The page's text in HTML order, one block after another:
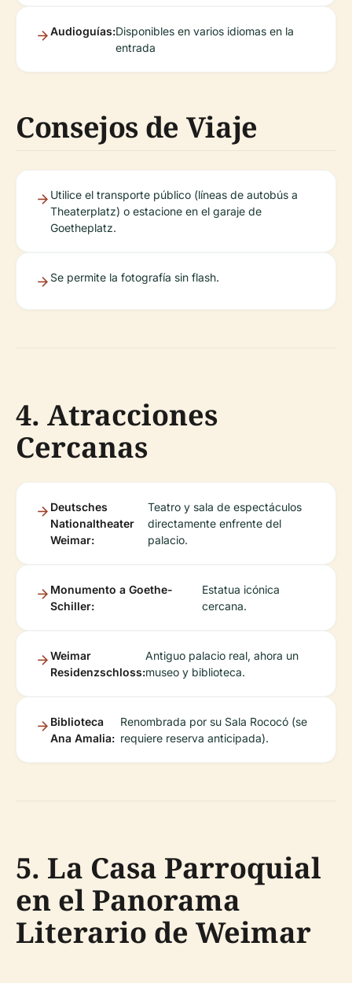
Audioguías:Disponibles en varios idiomas en la
entrada
Consejos de Viaje
Utilice el transporte público (líneas de autobús a
Theaterplatz) o estacione en el garaje de
Goetheplatz.
Se permite la fotografía sin flash.
4. Atracciones
Cercanas
Deutsches
Nationaltheater
Weimar:
Teatro y sala de espectáculos
directamente enfrente del
palacio.
Monumento a Goethe-
Schiller:
Estatua icónica
cercana.
Weimar
Residenzschloss:
Antiguo palacio real, ahora un
museo y biblioteca.
Biblioteca
Ana Amalia:
Renombrada por su Sala Rococó (se
requiere reserva anticipada).
5. La Casa Parroquial
en el Panorama
Literario de Weimar